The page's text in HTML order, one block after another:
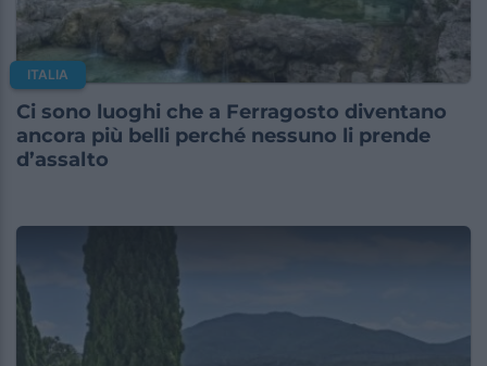
ITALIA
Ci sono luoghi che a Ferragosto diventano
ancora più belli perché nessuno li prende
d’assalto